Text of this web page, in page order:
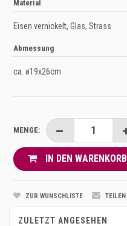
Material
Eisen vernickelt, Glas, Strass
Abmessung
ca. ø19x26cm
MENGE:
IN DEN WARENKORB
ZUR WUNSCHLISTE TEILEN
ZULETZT ANGESEHEN